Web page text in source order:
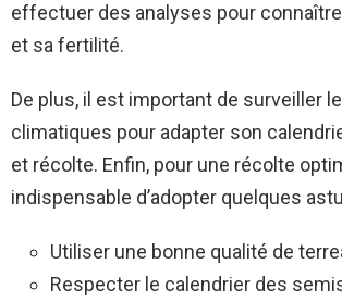
effectuer des analyses pour
et sa fertilité.
De plus, il est important de surveiller
climatiques pour adapter son
et récolte. Enfin, pour une récolte
indispensable d’adopter quelques
Utiliser une bonne qualité de
Respecter le calendrier des